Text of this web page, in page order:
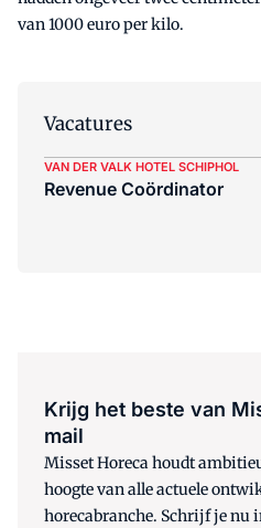
van 1000 euro per kilo.
Vacatures
VAN DER VALK HOTEL SCHIPHOL
Revenue Coördinator
Krijg het beste van
mail
Misset Horeca houdt
hoogte van alle actuele
horecabranche. Schrijf je nu